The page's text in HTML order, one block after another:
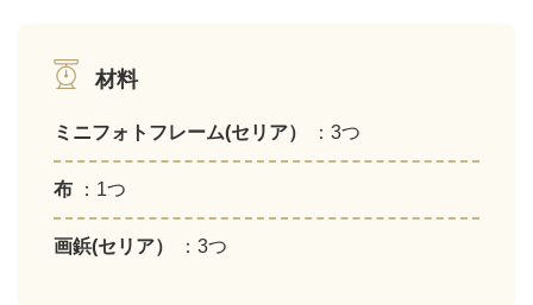
材料
ミニフォトフレーム(セリア） ：3つ
布 ：1つ
画鋲(セリア） ：3つ